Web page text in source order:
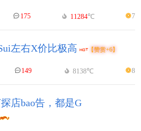
175 11284℃ 7
左右X价比极高 【赞赏+6】
149 8138℃ 8
店bao告，都是G